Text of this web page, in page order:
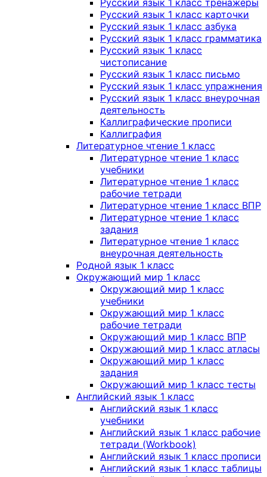
Русский язык 1 класс тренажёры
Русский язык 1 класс карточки
Русский язык 1 класс азбука
Русский язык 1 класс грамматика
Русский язык 1 класс
чистописание
Русский язык 1 класс письмо
Русский язык 1 класс упражнения
Русский язык 1 класс внеурочная
деятельность
Каллиграфические прописи
Каллиграфия
Литературное чтение 1 класс
Литературное чтение 1 класс
учебники
Литературное чтение 1 класс
рабочие тетради
Литературное чтение 1 класс ВПР
Литературное чтение 1 класс
задания
Литературное чтение 1 класс
внеурочная деятельность
Родной язык 1 класс
Окружающий мир 1 класс
Окружающий мир 1 класс
учебники
Окружающий мир 1 класс
рабочие тетради
Окружающий мир 1 класс ВПР
Окружающий мир 1 класс атласы
Окружающий мир 1 класс
задания
Окружающий мир 1 класс тесты
Английский язык 1 класс
Английский язык 1 класс
учебники
Английский язык 1 класс рабочие
тетради (Workbook)
Английский язык 1 класс прописи
Английский язык 1 класс таблицы